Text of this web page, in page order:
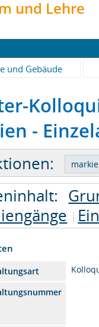
und Lehre
und Gebäude
-